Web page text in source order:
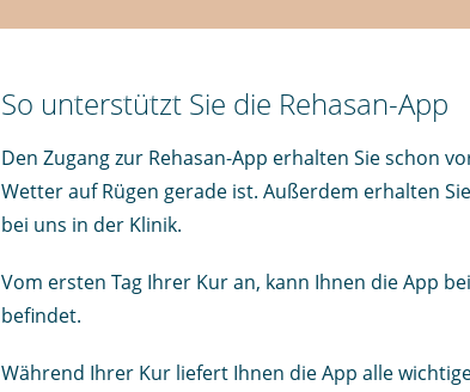
So unterstützt Sie die Rehasan-App
Den Zugang zur Rehasan-App erhalten Sie schon
Wetter auf Rügen gerade ist. Außerdem erhalten
bei uns in der Klinik.
Vom ersten Tag Ihrer Kur an, kann Ihnen die App
befindet.
Während Ihrer Kur liefert Ihnen die App alle